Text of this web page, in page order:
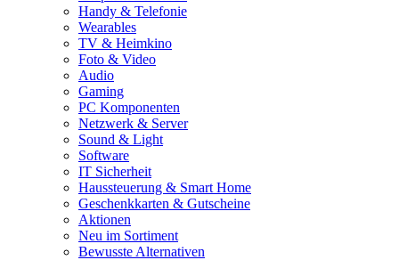
Handy & Telefonie
Wearables
TV & Heimkino
Foto & Video
Audio
Gaming
PC Komponenten
Netzwerk & Server
Sound & Light
Software
IT Sicherheit
Haussteuerung & Smart Home
Geschenkkarten & Gutscheine
Aktionen
Neu im Sortiment
Bewusste Alternativen